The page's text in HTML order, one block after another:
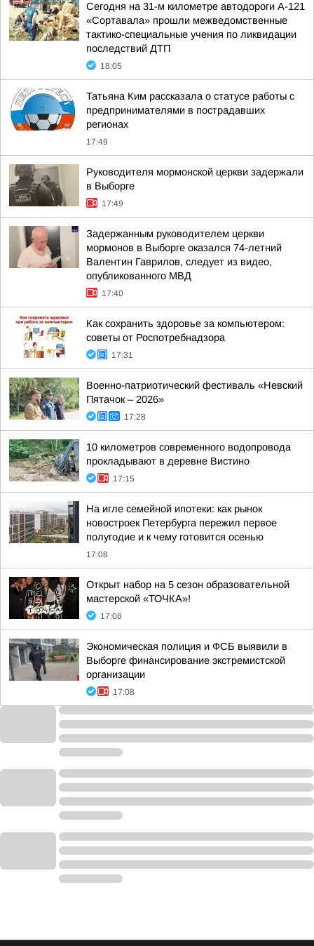
Сегодня на 31-м километре автодороги А-121
«Сортавала» прошли межведомственные
тактико-специальные учения по ликвидации
последствий ДТП
18:05
Татьяна Ким рассказала о статусе работы с
предпринимателями в пострадавших
регионах
17:49
Руководителя мормонской церкви задержали
в Выборге
17:49
Задержанным руководителем церкви
мормонов в Выборге оказался 74-летний
Валентин Гаврилов, следует из видео,
опубликованного МВД
17:40
Как сохранить здоровье за компьютером:
советы от Роспотребнадзора
17:31
Военно-патриотический фестиваль «Невский
Пятачок – 2026»
17:28
10 километров современного водопровода
прокладывают в деревне Вистино
17:15
На игле семейной ипотеки: как рынок
новостроек Петербурга пережил первое
полугодие и к чему готовится осенью
17:08
Открыт набор на 5 сезон образовательной
мастерской «ТОЧКА»!
17:08
Экономическая полиция и ФСБ выявили в
Выборге финансирование экстремистской
организации
17:08